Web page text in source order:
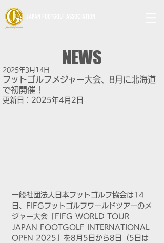
NEWS
フットゴルフメジャー大会、8月に北海道
で初開催！
2025年3月14日
更新日： 2025年4月2日
一般社団法人日本フットゴルフ協会は14
日、FIFGフットゴルフワールドツアーのメ
ジャー大会「FIFG WORLD TOUR
JAPAN FOOTGOLF INTERNATIONAL
OPEN 2025」を8月5日から8日（5日は